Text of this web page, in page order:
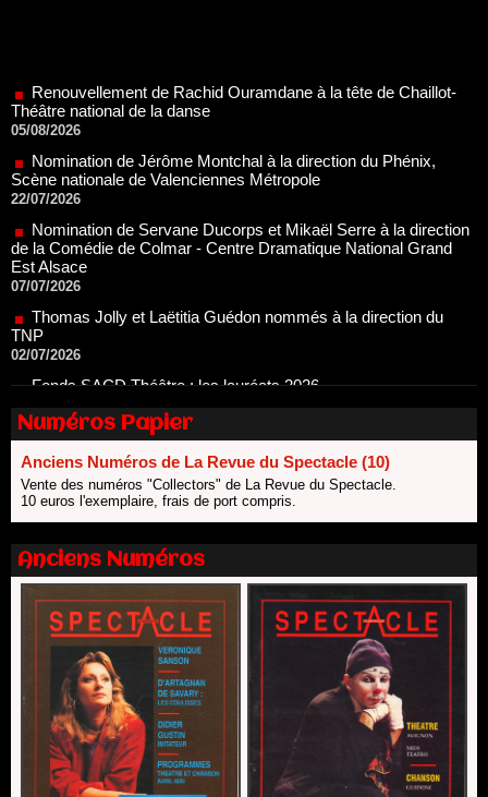
05/08/2026
Nomination de Jérôme Montchal à la direction du Phénix,
Scène nationale de Valenciennes Métropole
22/07/2026
Nomination de Servane Ducorps et Mikaël Serre à la direction
de la Comédie de Colmar - Centre Dramatique National Grand
Est Alsace
07/07/2026
Thomas Jolly et Laëtitia Guédon nommés à la direction du
TNP
02/07/2026
Fonds SACD Théâtre : les lauréats 2026
23/06/2026
Dispositif ARTCENA Écrire pour le cirque, les lauréats 2026 !
20/06/2026
Le palmarès des prix SACD 2026
18/06/2026
Les 10 lauréats du Fonds Grandes Formes Théâtre 2026
SACD
Nomination de Nathalie Garraud et Olivier Saccomano à la
direction du Théâtre de Gennevilliers - CDN
13/06/2026
Dispositif SACD Auteurs d'espaces : les lauréats 2026
18/03/2026
Numéros Papier
Anciens Numéros de La Revue du Spectacle (10)
Vente des numéros "Collectors" de La Revue du Spectacle.
10 euros l'exemplaire, frais de port compris.
Anciens Numéros